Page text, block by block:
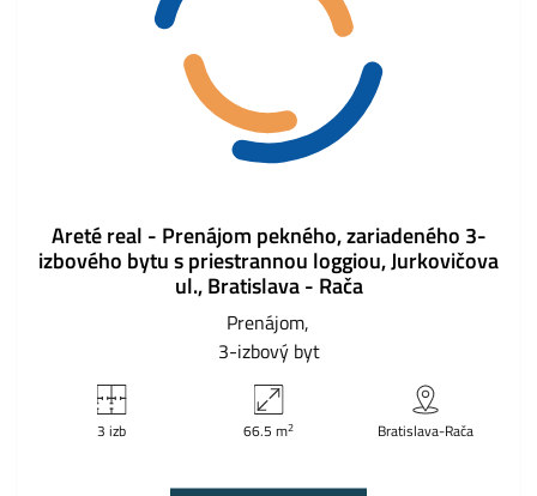
Areté real - Prenájom pekného, zariadeného 3-
izbového bytu s priestrannou loggiou, Jurkovičova
ul., Bratislava - Rača
Prenájom
3-izbový byt
3 izb 66.5 m2 Bratislava-Rača